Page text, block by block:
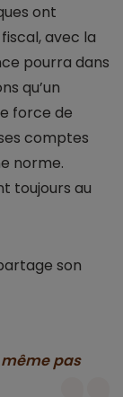
ont
avec la
pourra dans
qu’un
force de
comptes
norme.
toujours au
son
pas